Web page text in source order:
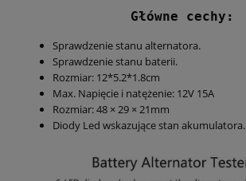
Główne cechy:
Sprawdzenie stanu alternatora.
Sprawdzenie stanu baterii.
Rozmiar: 12*5.2*1.8cm
Max. Napięcie i natężenie: 12V 15A
Rozmiar: 48 × 29 × 21mm
Diody Led wskazujące stan akumulatora.